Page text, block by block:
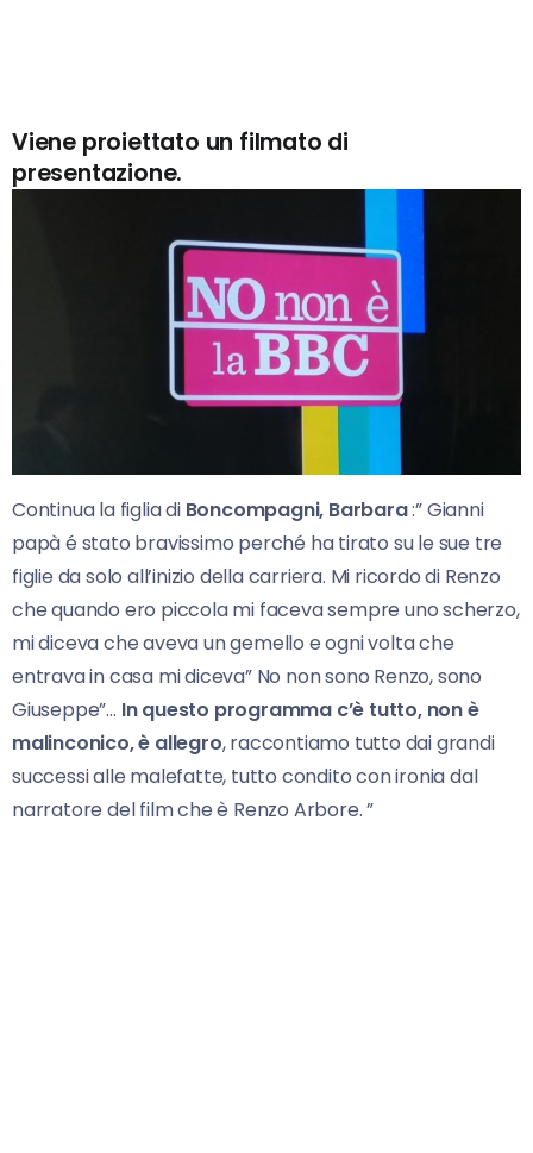
Viene proiettato un filmato di
presentazione.
Continua la figlia di Boncompagni, Barbara:” Gianni
papà é stato bravissimo perché ha tirato su le sue tre
figlie da solo all’inizio della carriera. Mi ricordo di Renzo
che quando ero piccola mi faceva sempre uno scherzo,
mi diceva che aveva un gemello e ogni volta che
entrava in casa mi diceva” No non sono Renzo, sono
Giuseppe”… In questo programma c’è tutto, non è
malinconico, è allegro, raccontiamo tutto dai grandi
successi alle malefatte, tutto condito con ironia dal
narratore del film che è Renzo Arbore. ”